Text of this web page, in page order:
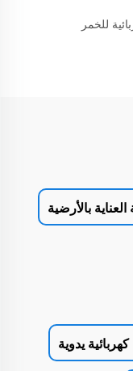
للخمر
بالأرضية
يدوية